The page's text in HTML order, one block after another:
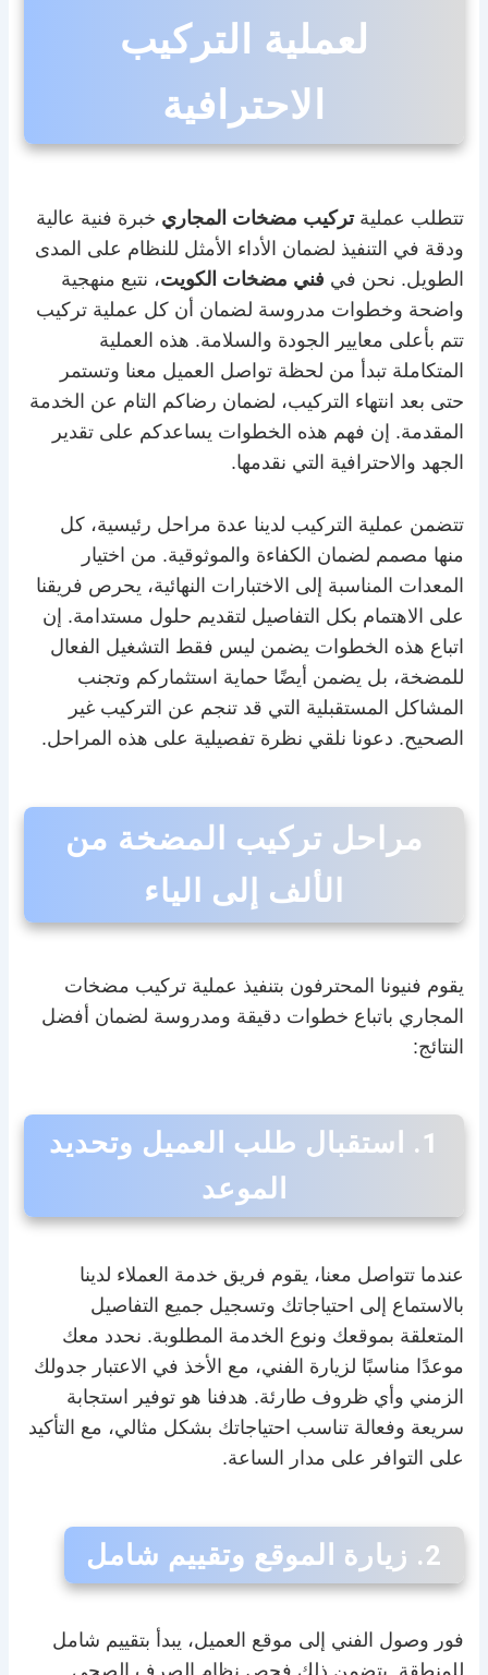
لعملية التركيب
الاحترافية
تتطلب عمليةتركيب مضخات المجاري خبرة فنية عالية
ودقة في التنفيذ لضمان الأداء الأمثل للنظام على المدى
الطويل. نحن في فني مضخات الكويت، نتبع منهجية
واضحة وخطوات مدروسة لضمان أن كل عملية تركيب
تتم بأعلى معايير الجودة والسلامة. هذه العملية
المتكاملة تبدأ من لحظة تواصل العميل معنا وتستمر
حتى بعد انتهاء التركيب، لضمان رضاكم التام عن الخدمة
المقدمة. إن فهم هذه الخطوات يساعدكم على تقدير
الجهد والاحترافية التي نقدمها.
تتضمن عملية التركيب لدينا عدة مراحل رئيسية، كل
منها مصمم لضمان الكفاءة والموثوقية. من اختيار
المعدات المناسبة إلى الاختبارات النهائية، يحرص فريقنا
على الاهتمام بكل التفاصيل لتقديم حلول مستدامة. إن
اتباع هذه الخطوات يضمن ليس فقط التشغيل الفعال
للمضخة، بل يضمن أيضًا حماية استثماركم وتجنب
المشاكل المستقبلية التي قد تنجم عن التركيب غير
الصحيح. دعونا نلقي نظرة تفصيلية على هذه المراحل.
مراحل تركيب المضخة من
الألف إلى الياء
يقوم فنيونا المحترفون بتنفيذ عملية تركيب مضخات
المجاري باتباع خطوات دقيقة ومدروسة لضمان أفضل
النتائج:
1. استقبال طلب العميل وتحديد
الموعد
عندما تتواصل معنا، يقوم فريق خدمة العملاء لدينا
بالاستماع إلى احتياجاتك وتسجيل جميع التفاصيل
المتعلقة بموقعك ونوع الخدمة المطلوبة. نحدد معك
موعدًا مناسبًا لزيارة الفني، مع الأخذ في الاعتبار جدولك
الزمني وأي ظروف طارئة. هدفنا هو توفير استجابة
سريعة وفعالة تناسب احتياجاتك بشكل مثالي، مع التأكيد
على التوافر على مدار الساعة.
2. زيارة الموقع وتقييم شامل
فور وصول الفني إلى موقع العميل، يبدأ بتقييم شامل
للمنطقة. يتضمن ذلك فحص نظام الصرف الصحي